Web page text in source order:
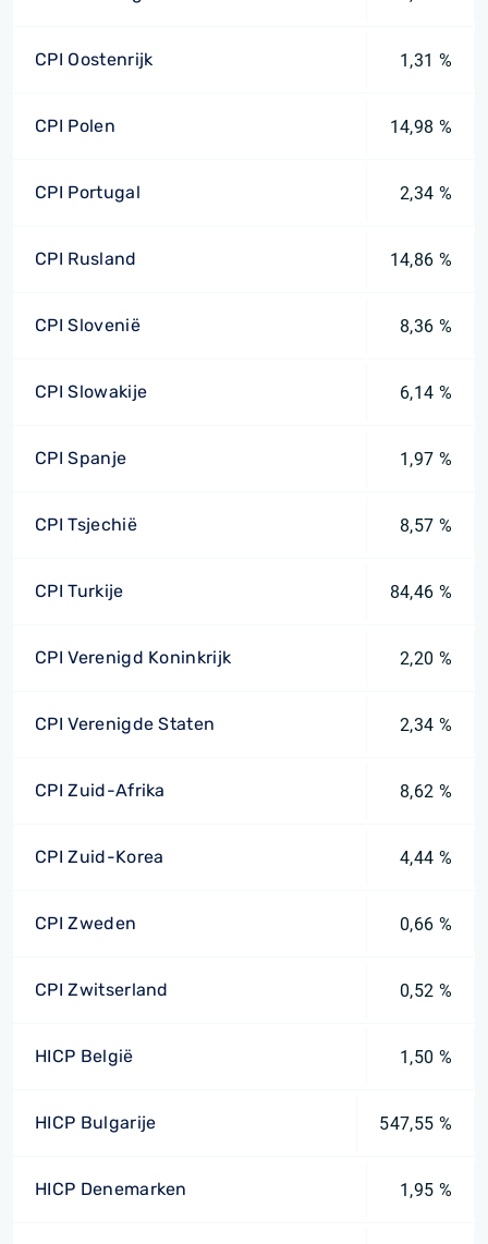
CPI Oostenrijk 1,31 %
CPI Polen 14,98 %
CPI Portugal 2,34 %
CPI Rusland 14,86 %
CPI Slovenië 8,36 %
CPI Slowakije 6,14 %
CPI Spanje 1,97 %
CPI Tsjechië 8,57 %
CPI Turkije 84,46 %
CPI Verenigd Koninkrijk 2,20 %
CPI Verenigde Staten 2,34 %
CPI Zuid-Afrika 8,62 %
CPI Zuid-Korea 4,44 %
CPI Zweden 0,66 %
CPI Zwitserland 0,52 %
HICP België 1,50 %
HICP Bulgarije 547,55 %
HICP Denemarken 1,95 %